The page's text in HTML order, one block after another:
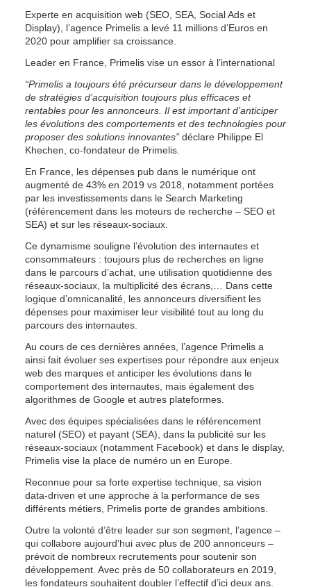
Experte en acquisition web (SEO, SEA, Social Ads et
Display), l’agence Primelis a levé 11 millions d’Euros en
2020 pour amplifier sa croissance.
Leader en France, Primelis vise un essor à l’international
“Primelis a toujours été précurseur dans le développement
de stratégies d’acquisition toujours plus efficaces et
rentables pour les annonceurs. Il est important d’anticiper
les évolutions des comportements et des technologies pour
proposer des solutions innovantes” déclare Philippe El
Khechen, co-fondateur de Primelis.
En France, les dépenses pub dans le numérique ont
augmenté de 43% en 2019 vs 2018, notamment portées
par les investissements dans le Search Marketing
(référencement dans les moteurs de recherche – SEO et
SEA) et sur les réseaux-sociaux.
Ce dynamisme souligne l’évolution des internautes et
consommateurs : toujours plus de recherches en ligne
dans le parcours d’achat, une utilisation quotidienne des
réseaux-sociaux, la multiplicité des écrans,… Dans cette
logique d’omnicanalité, les annonceurs diversifient les
dépenses pour maximiser leur visibilité tout au long du
parcours des internautes.
Au cours de ces dernières années, l’agence Primelis a
ainsi fait évoluer ses expertises pour répondre aux enjeux
web des marques et anticiper les évolutions dans le
comportement des internautes, mais également des
algorithmes de Google et autres plateformes.
Avec des équipes spécialisées dans le référencement
naturel (SEO) et payant (SEA), dans la publicité sur les
réseaux-sociaux (notamment Facebook) et dans le display,
Primelis vise la place de numéro un en Europe.
Reconnue pour sa forte expertise technique, sa vision
data-driven et une approche à la performance de ses
différents métiers, Primelis porte de grandes ambitions.
Outre la volonté d’être leader sur son segment, l’agence –
qui collabore aujourd’hui avec plus de 200 annonceurs –
prévoit de nombreux recrutements pour soutenir son
développement. Avec près de 50 collaborateurs en 2019,
les fondateurs souhaitent doubler l’effectif d’ici deux ans.